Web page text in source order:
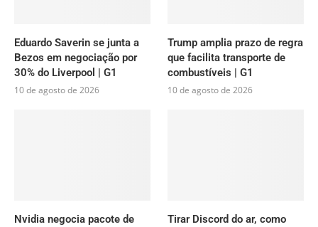
Eduardo Saverin se junta a
Bezos em negociação por
30% do Liverpool | G1
10 de agosto de 2026
Trump amplia prazo de regra
que facilita transporte de
combustíveis | G1
10 de agosto de 2026
Nvidia negocia pacote de
Tirar Discord do ar, como